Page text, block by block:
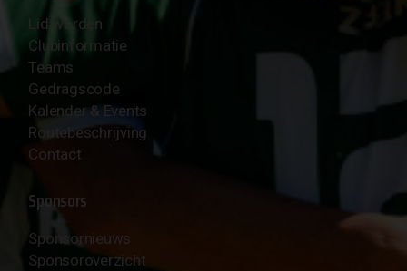
Lid worden
Clubinformatie
Teams
Gedragscode
Kalender & Events
Routebeschrijving
Contact
Sponsors
Sponsornieuws
Sponsoroverzicht